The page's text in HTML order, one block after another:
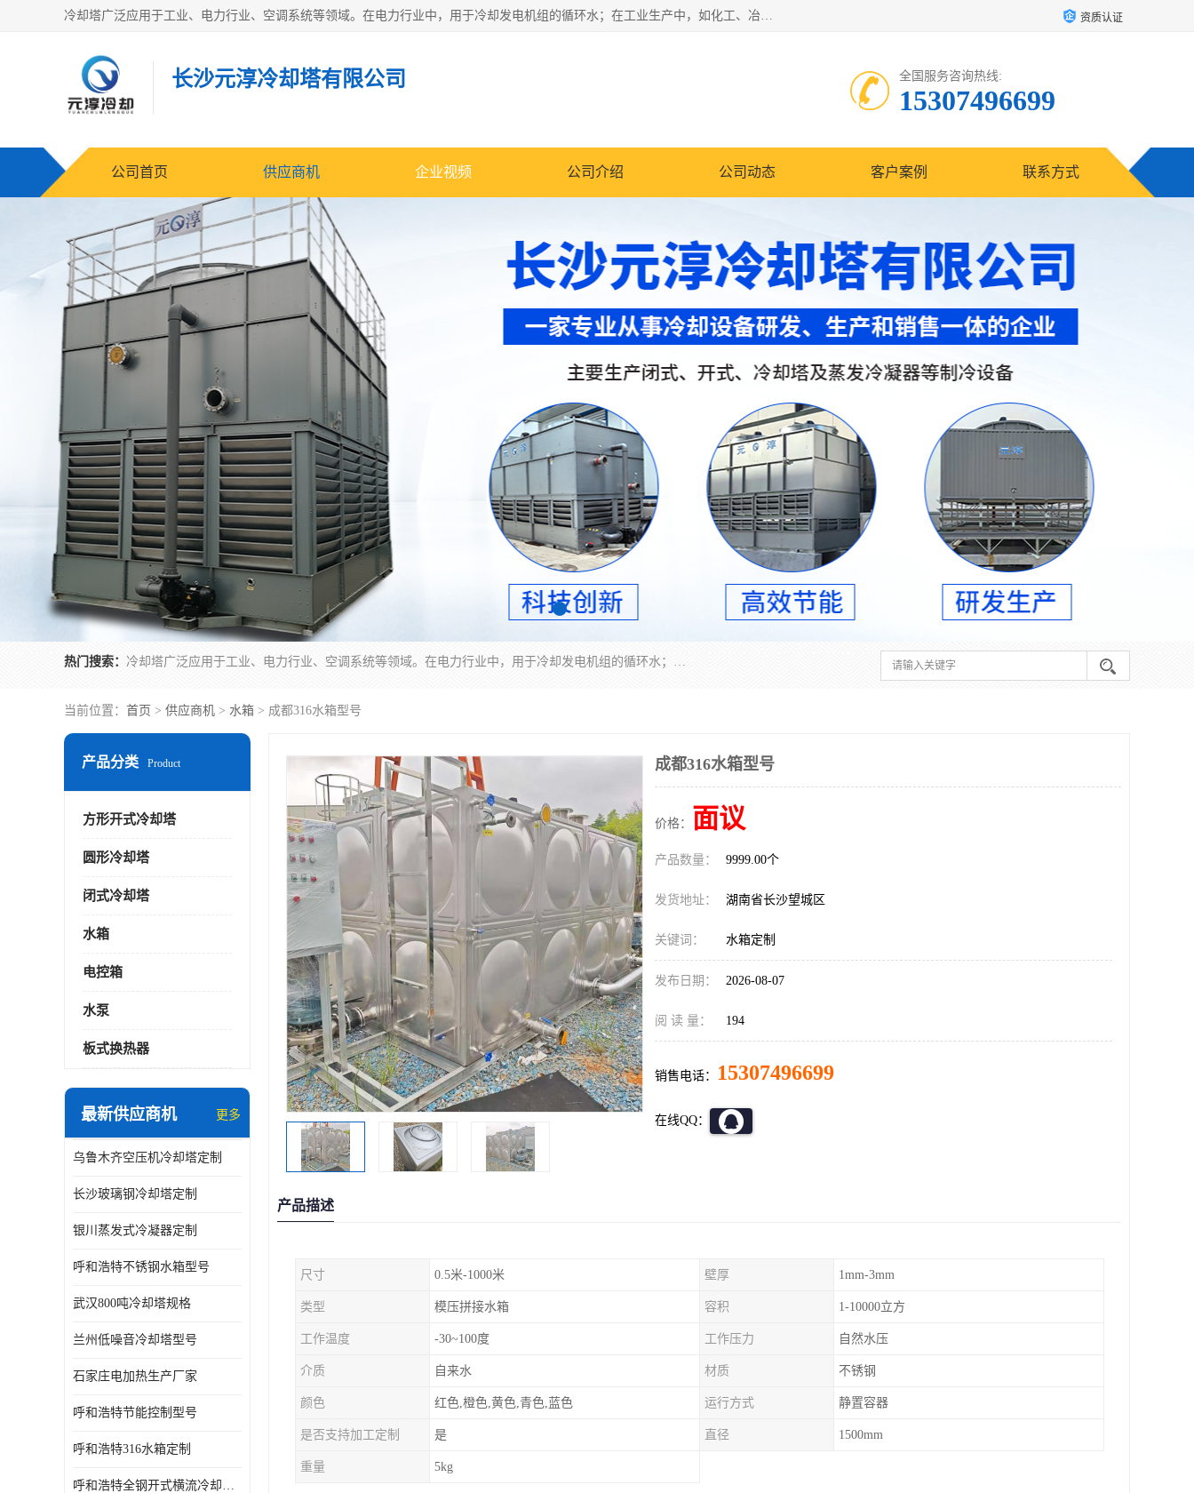
冷却塔广泛应用于工业、电力行业、空调系统等领域。在电力行业中，用于冷却发电机组的循环水；在工业生产中，如化工、冶金等行业，可降低生产过程中产生的热量；在空调系统中，为空调设备提供冷却水源 资质认证
长沙元淳冷却塔有限公司 全国服务咨询热线:
15307496699
公司首页 供应商机 企业视频 公司介绍 公司动态 客户案例 联系方式
热门搜索： 冷却塔广泛应用于工业、电力行业、空调系统等领域。在电力行业中，用于冷却发电机组的循环水；在工业生产中，如化工、冶金等行业，可降低生产过程中产生的热量；在空调系统中，为空调设备提供冷却水源
当前位置： 首页 > 供应商机 > 水箱 > 成都316水箱型号
产品分类 Product
方形开式冷却塔
圆形冷却塔
闭式冷却塔
水箱
电控箱
水泵
板式换热器
最新供应商机 更多
乌鲁木齐空压机冷却塔定制
长沙玻璃钢冷却塔定制
银川蒸发式冷凝器定制
呼和浩特不锈钢水箱型号
武汉800吨冷却塔规格
兰州低噪音冷却塔型号
石家庄电加热生产厂家
呼和浩特节能控制型号
呼和浩特316水箱定制
呼和浩特全钢开式横流冷却塔型号
成都316水箱型号
价格： 面议
产品数量： 9999.00个
发货地址： 湖南省长沙望城区
关键词： 水箱定制
发布日期： 2026-08-07
阅 读 量： 194
销售电话： 15307496699
在线QQ：
产品描述
尺寸 0.5米-1000米 壁厚 1mm-3mm
类型 模压拼接水箱 容积 1-10000立方
工作温度 -30~100度 工作压力 自然水压
介质 自来水 材质 不锈钢
颜色 红色,橙色,黄色,青色,蓝色 运行方式 静置容器
是否支持加工定制 是 直径 1500mm
重量 5kg